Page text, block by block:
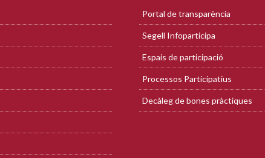
Portal de transparència
Segell Infoparticipa
Espais de participació
Processos Participatius
Decàleg de bones pràctiques